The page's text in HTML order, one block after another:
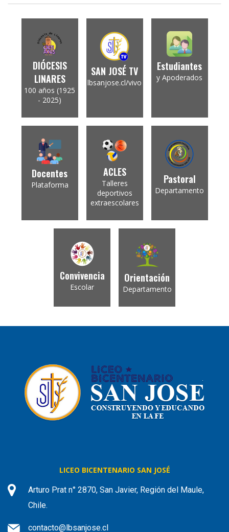
DIÓCESIS
LINARES
100 años (1925
- 2025)
SAN JOSÉ TV
lbsanjose.cl/vivo
Estudiantes
y Apoderados
Docentes
Plataforma
ACLES
Talleres
deportivos
extraescolares
Pastoral
Departamento
Convivencia
Escolar
Orientación
Departamento
LICEO BICENTENARIO SAN JOSÉ
Arturo Prat n° 2870, San Javier, Región del Maule,
Chile.
contacto@lbsanjose.cl